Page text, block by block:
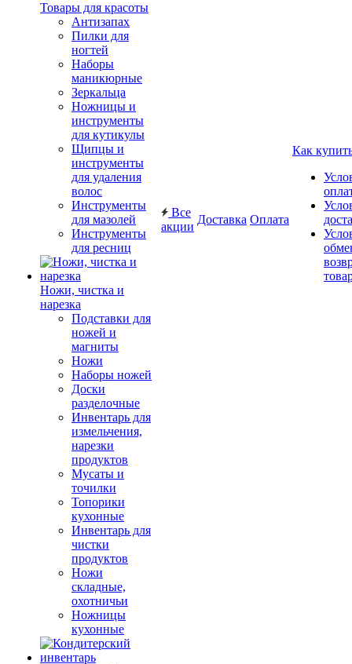
Товары для красоты
Антизапах
Пилки для
ногтей
Наборы
маникюрные
Зеркальца
Ножницы и
инструменты
для кутикулы
Щипцы и
инструменты
для удаления
волос
Инструменты
для мазолей
Инструменты
для ресниц
Ножи, чистка и
нарезка
Подставки для
ножей и
магниты
Ножи
Наборы ножей
Доски
разделочные
Инвентарь для
измельчения,
нарезки
продуктов
Мусаты и
точилки
Топорики
кухонные
Инвентарь для
чистки
продуктов
Ножи
складные,
охотничьи
Ножницы
кухонные
Все
акции
Доставка Оплата
Как